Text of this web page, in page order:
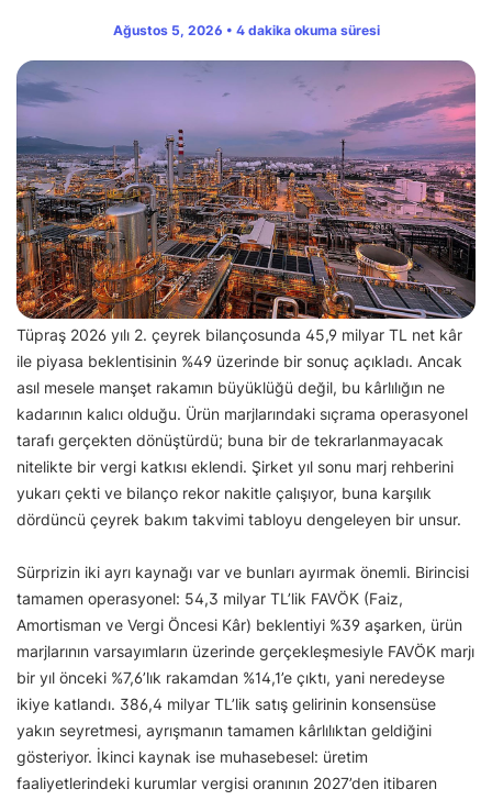
Ağustos 5, 2026 • 4 dakika okuma süresi
Tüpraş 2026 yılı 2. çeyrek bilançosunda 45,9 milyar TL net kâr
ile piyasa beklentisinin %49 üzerinde bir sonuç açıkladı. Ancak
asıl mesele manşet rakamın büyüklüğü değil, bu kârlılığın ne
kadarının kalıcı olduğu. Ürün marjlarındaki sıçrama operasyonel
tarafı gerçekten dönüştürdü; buna bir de tekrarlanmayacak
nitelikte bir vergi katkısı eklendi. Şirket yıl sonu marj rehberini
yukarı çekti ve bilanço rekor nakitle çalışıyor, buna karşılık
dördüncü çeyrek bakım takvimi tabloyu dengeleyen bir unsur.
Sürprizin iki ayrı kaynağı var ve bunları ayırmak önemli. Birincisi
tamamen operasyonel: 54,3 milyar TL’lik FAVÖK (Faiz,
Amortisman ve Vergi Öncesi Kâr) beklentiyi %39 aşarken, ürün
marjlarının varsayımların üzerinde gerçekleşmesiyle FAVÖK marjı
bir yıl önceki %7,6’lık rakamdan %14,1’e çıktı, yani neredeyse
ikiye katlandı. 386,4 milyar TL’lik satış gelirinin konsensüse
yakın seyretmesi, ayrışmanın tamamen kârlılıktan geldiğini
gösteriyor. İkinci kaynak ise muhasebesel: üretim
faaliyetlerindeki kurumlar vergisi oranının 2027’den itibaren